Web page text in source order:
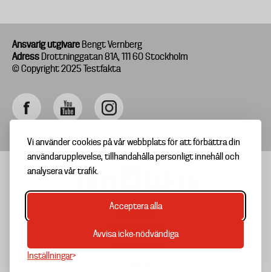
Vi använder cookies på vår webbplats för att förbättra din
användarupplevelse, tillhandahålla personligt innehåll och
analysera vår trafik.
Acceptera alla
Avvisa icke-nödvändiga
Inställningar
Ansvarig utgivare Bengt Vernberg
Adress Drottninggatan 81A, 111 60 Stockholm
© Copyright 2025 Testfakta
Footer
menu
TIPSA OSS
OM TESTFAKTA
NYHETSBREV